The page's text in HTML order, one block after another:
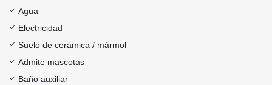
Agua
Electricidad
Suelo de cerámica / mármol
Admite mascotas
Baño auxiliar